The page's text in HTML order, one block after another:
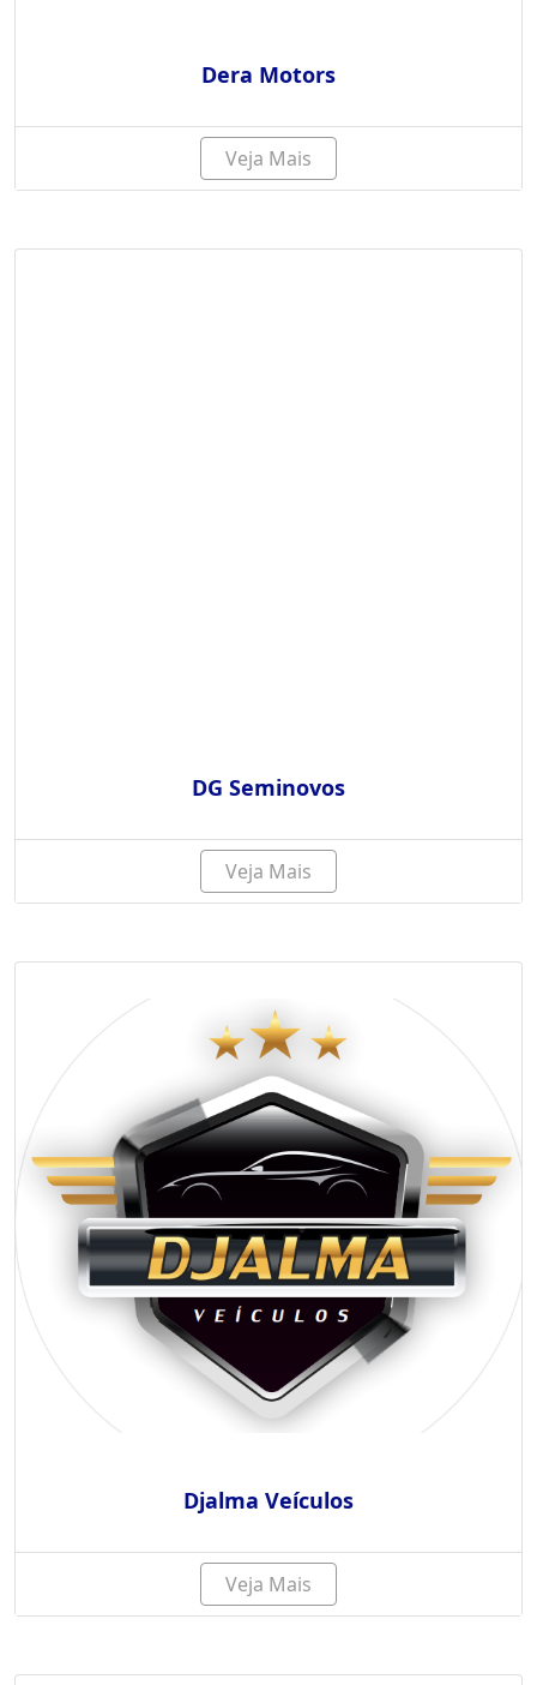
Dera Motors
Veja Mais
DG Seminovos
Veja Mais
Djalma Veículos
Veja Mais